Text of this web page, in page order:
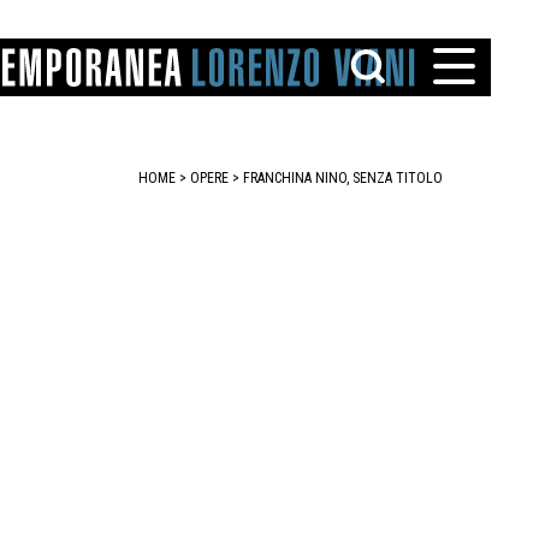
HOME > OPERE > FRANCHINA NINO, SENZA TITOLO